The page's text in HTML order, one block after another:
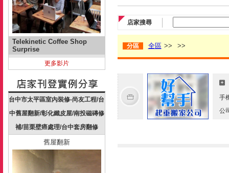
Telekinetic Coffee Shop
Surprise
更多影片
台中市太平區室內裝修-尚友工程/台
中舊屋翻新/彰化鐵皮屋/南投磁磚修
補/苗栗壁癌處理/台中套房翻修
舊屋翻新
店家搜尋
分區 全區 >> >>
手
公